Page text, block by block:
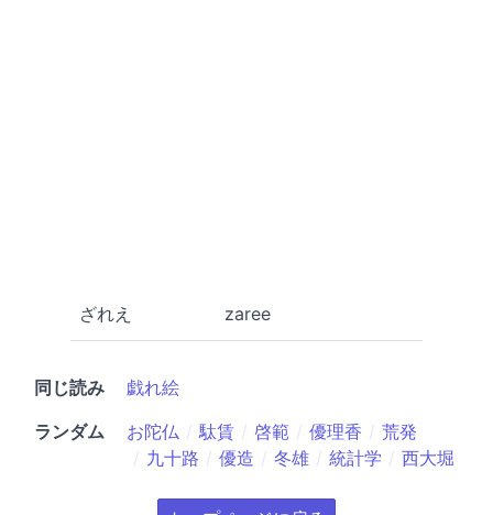
ざれえ zaree
同じ読み
戯れ絵
ランダム
お陀仏 駄賃 啓範 優理香
荒発
九十路
優造 冬雄 統計学 西大堀